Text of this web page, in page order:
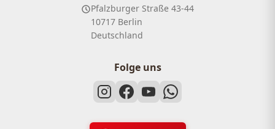
Pfalzburger Straße 43-44
10717 Berlin
Deutschland
Folge uns